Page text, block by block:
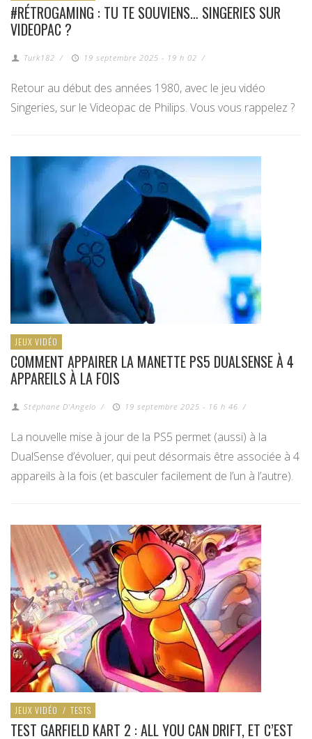
#RÉTROGAMING : TU TE SOUVIENS… SINGERIES SUR
VIDEOPAC ?
Turk182 / 19 septembre 2025 - 19 h 02 /
Retour au début des années 1980, avec le jeu vidéo
Singeries, sur le Videopac de Philips. Vous vous rappelez ?
JEUX VIDÉO
COMMENT APPAIRER LA MANETTE PS5 DUALSENSE À 4
APPAREILS À LA FOIS
Stéphane D'Angelo / 19 septembre 2025 - 16 h 46 /
La nouvelle mise à jour de la PS5 permet (aussi) à la
DualSense d’évoluer, qui peut désormais être associée à 4
appareils à la fois (et basculer facilement de l’un à l’autre).
JEUX VIDÉO / TESTS
TEST GARFIELD KART 2 : ALL YOU CAN DRIFT, ET C’EST